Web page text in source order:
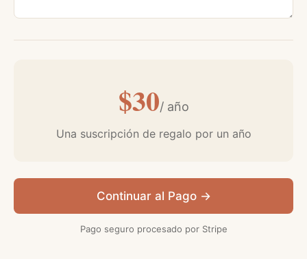
$30/ año
Una suscripción de regalo por un año
Continuar al Pago →
Pago seguro procesado por Stripe